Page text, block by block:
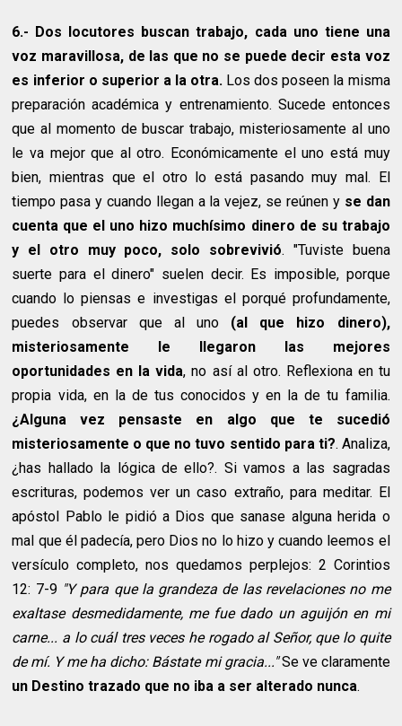
6.- Dos locutores buscan trabajo, cada uno tiene una
voz maravillosa, de las que no se puede decir esta voz
es inferior o superior a la otra. Los dos poseen la misma
preparación académica y entrenamiento. Sucede entonces
que al momento de buscar trabajo, misteriosamente al uno
le va mejor que al otro. Económicamente el uno está muy
bien, mientras que el otro lo está pasando muy mal. El
tiempo pasa y cuando llegan a la vejez, se reúnen y se dan
cuenta que el uno hizo muchísimo dinero de su trabajo
y el otro muy poco, solo sobrevivió. "Tuviste buena
suerte para el dinero" suelen decir. Es imposible, porque
cuando lo piensas e investigas el porqué profundamente,
puedes observar que al uno (al que hizo dinero),
misteriosamente le llegaron las mejores
oportunidades en la vida, no así al otro. Reflexiona en tu
propia vida, en la de tus conocidos y en la de tu familia.
¿Alguna vez pensaste en algo que te sucedió
misteriosamente o que no tuvo sentido para ti?. Analiza,
¿has hallado la lógica de ello?. Si vamos a las sagradas
escrituras, podemos ver un caso extraño, para meditar. El
apóstol Pablo le pidió a Dios que sanase alguna herida o
mal que él padecía, pero Dios no lo hizo y cuando leemos el
versículo completo, nos quedamos perplejos: 2 Corintios
12: 7-9 "Y para que la grandeza de las revelaciones no me
exaltase desmedidamente, me fue dado un aguijón en mi
carne... a lo cuál tres veces he rogado al Señor, que lo quite
de mí. Y me ha dicho: Bástate mi gracia..."Se ve claramente
un Destino trazado que no iba a ser alterado nunca.